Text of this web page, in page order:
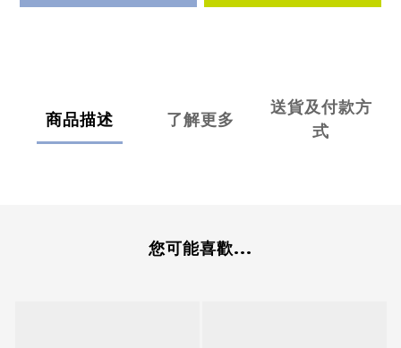
商品描述 了解更多
送貨及付款方
式
您可能喜歡...